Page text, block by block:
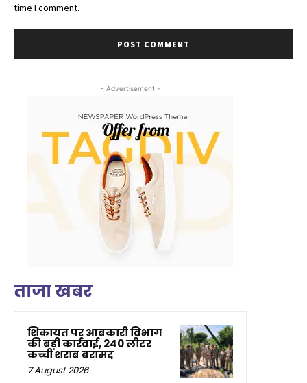
time I comment.
- Advertisement -
ताजा खबर
शिकायत पर आबकारी विभाग
की बड़ी कार्रवाई, 240 लीटर
कच्ची शराब बरामद
7 August 2026